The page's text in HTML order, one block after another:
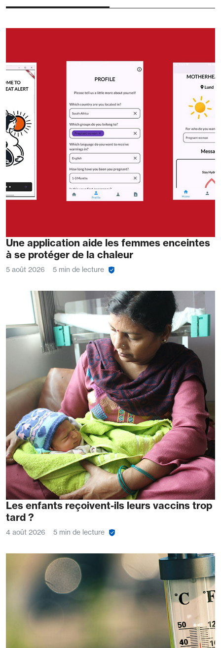
Une application aide les femmes enceintes
à se protéger de la chaleur
5 août 2026 5 min de lecture
Les enfants reçoivent-ils leurs vaccins trop
tard ?
4 août 2026 5 min de lecture